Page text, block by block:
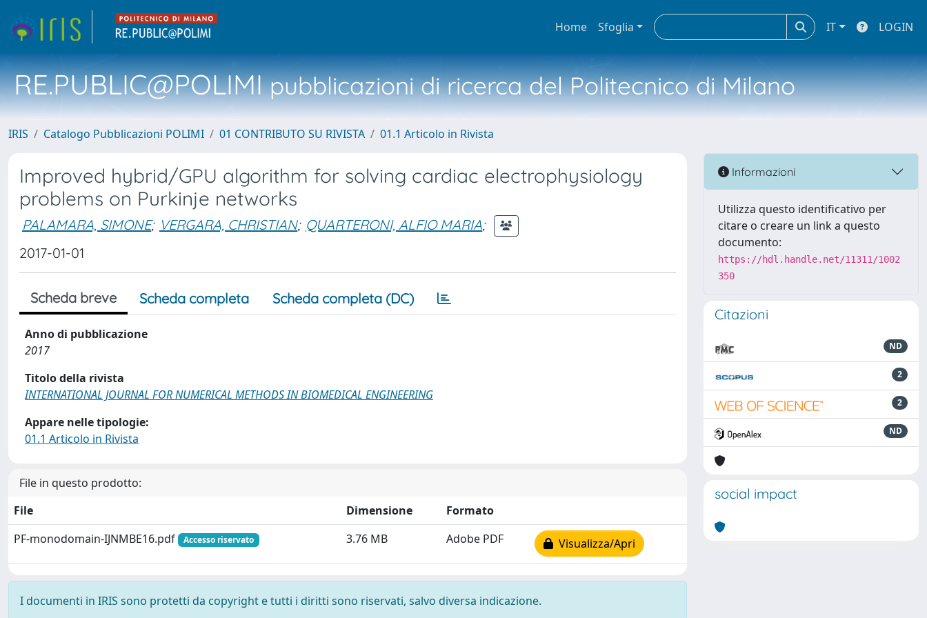
Home Sfoglia IT LOGIN
RE.PUBLIC@POLIMIpubblicazioni di ricerca del Politecnico di Milano
IRIS Catalogo Pubblicazioni POLIMI 01 CONTRIBUTO SU RIVISTA 01.1 Articolo in Rivista
Improved hybrid/GPU algorithm for solving cardiac electrophysiology
problems on Purkinje networks
PALAMARA, SIMONE; VERGARA, CHRISTIAN; QUARTERONI, ALFIO MARIA;
2017-01-01
Scheda breve Scheda completa Scheda completa (DC)
Anno di pubblicazione
2017
Titolo della rivista
INTERNATIONAL JOURNAL FOR NUMERICAL METHODS IN BIOMEDICAL ENGINEERING
Appare nelle tipologie:
01.1 Articolo in Rivista
File in questo prodotto:
File
Dimensione
Formato
PF-monodomain-IJNMBE16.pdf
Accesso riservato 3.76 MB Adobe PDF Visualizza/Apri
I documenti in IRIS sono protetti da copyright e tutti i diritti sono riservati, salvo diversa indicazione.
Informazioni
Utilizza questo identificativo per
citare o creare un link a questo
documento:
https://hdl.handle.net/11311/1002
350
Citazioni
ND
2
2
ND
social impact